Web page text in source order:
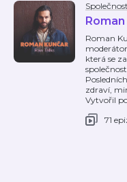
Společnost
Roman
která se
zdraví,
Vytvořil
71